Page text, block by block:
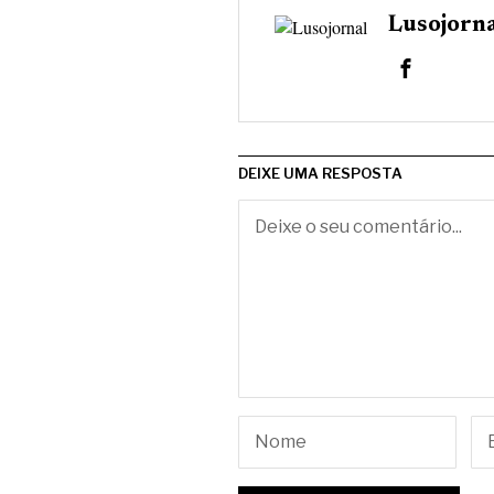
DEIXE UMA RESPOSTA